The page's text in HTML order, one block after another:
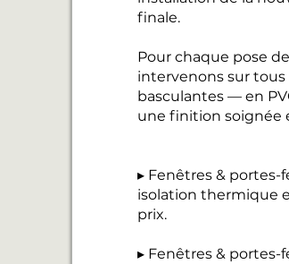
finale.
Pour chaque pose
intervenons sur
basculantes — en
une finition soignée
▸ Fenêtres &
isolation thermique
prix.
▸ Fenêtres &